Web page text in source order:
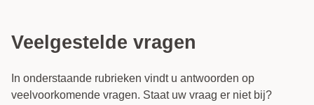
Veelgestelde vragen
In onderstaande rubrieken vindt u antwoorden op
veelvoorkomende vragen. Staat uw vraag er niet bij?